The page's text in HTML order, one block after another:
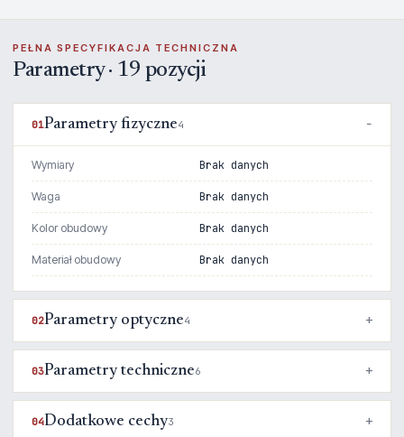
PEŁNA SPECYFIKACJA TECHNICZNA
Parametry · 19 pozycji
01Parametry fizyczne4
Wymiary Brak danych
Waga Brak danych
Kolor obudowy Brak danych
Materiał obudowy Brak danych
02Parametry optyczne4
03Parametry techniczne6
04Dodatkowe cechy3